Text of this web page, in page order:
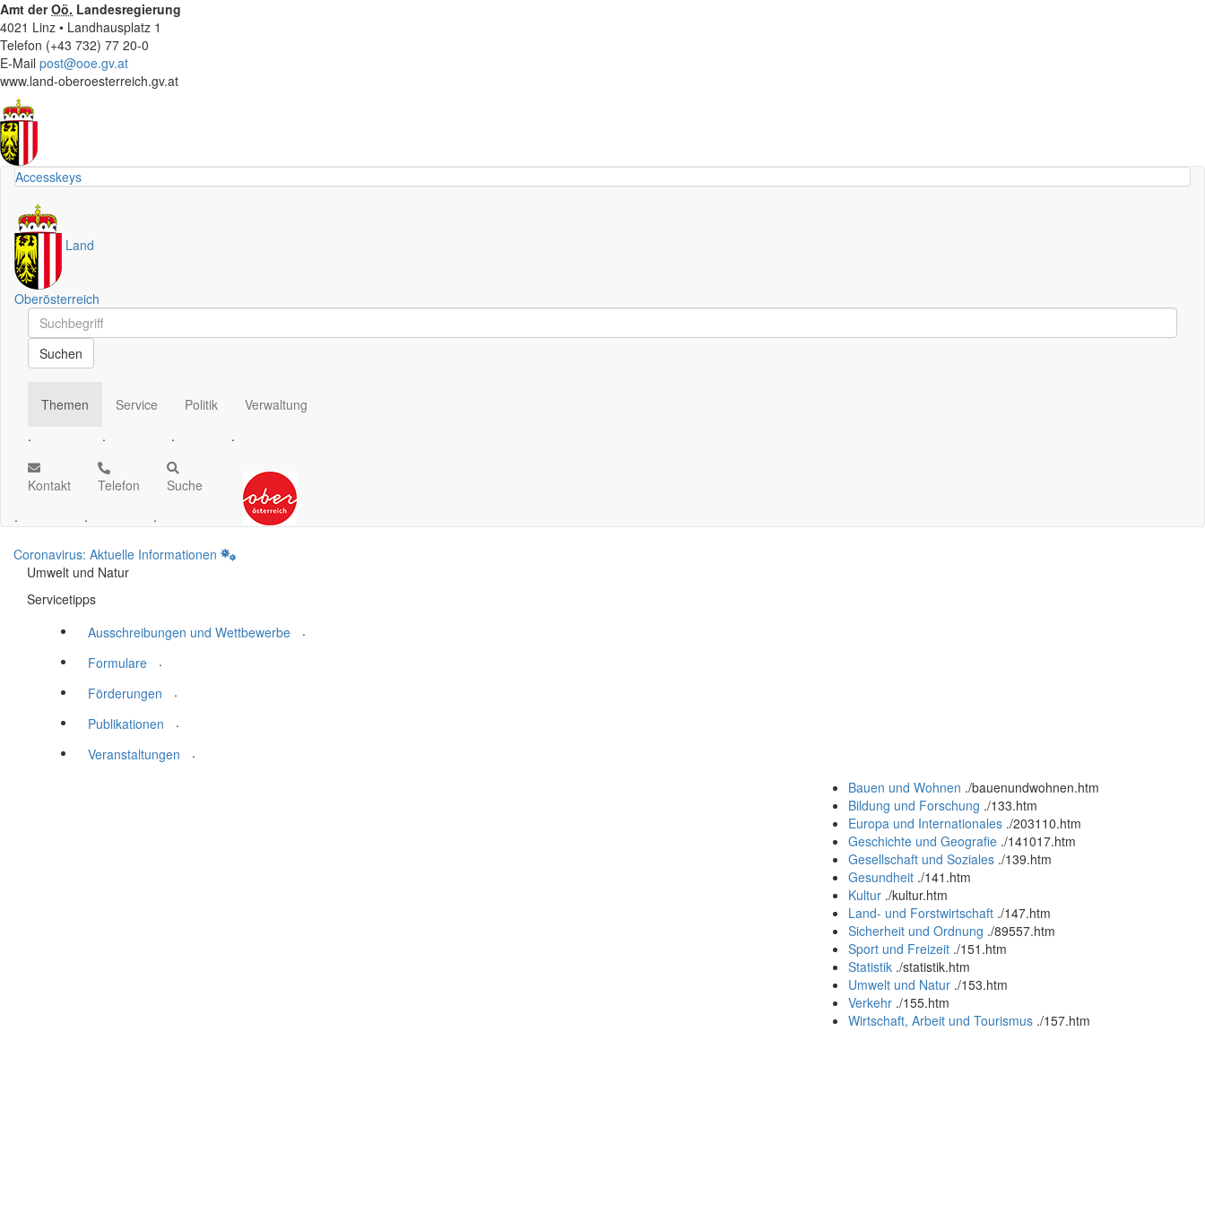
Amt derOö. Landesregierung
4021 Linz • Landhausplatz 1
Telefon (+43 732) 77 20-0
E-Mail post@ooe.gv.at
www.land-oberoesterreich.gv.at
Accesskeys
Land
Oberösterreich
Schnellsuche
Schnellsuche
Suchen
Themen
.
Service
.
Politik
.
Verwaltung
.
Kontakt
.
Telefon
.
Suche
.
Coronavirus: Aktuelle Informationen
Umwelt und Natur
Servicetipps
Ausschreibungen und Wettbewerbe
.
Formulare
.
Förderungen
.
Publikationen
.
Veranstaltungen
.
Bauen und Wohnen ./bauenundwohnen.htm
Bildung und Forschung ./133.htm
Europa und Internationales ./203110.htm
Geschichte und Geografie ./141017.htm
Gesellschaft und Soziales ./139.htm
Gesundheit ./141.htm
Kultur ./kultur.htm
Land- und Forstwirtschaft ./147.htm
Sicherheit und Ordnung ./89557.htm
Sport und Freizeit ./151.htm
Statistik ./statistik.htm
Umwelt und Natur ./153.htm
Verkehr ./155.htm
Wirtschaft, Arbeit und Tourismus ./157.htm